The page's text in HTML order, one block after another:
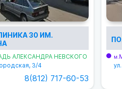
30 ИМ.
АЛЕКСАНДРА НЕВСКОГО
3/4
8(812) 717-60-53
м.